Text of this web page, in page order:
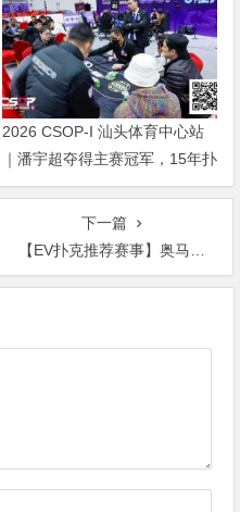
2026 CSOP-I 汕头体育中心站
｜潘宇超夺得主赛冠军，15年扑
克路，圆梦CSOP！
下一篇
【EV扑克推荐赛事】奥马哈迷系列赛$5,000,000美金保底 重磅上线